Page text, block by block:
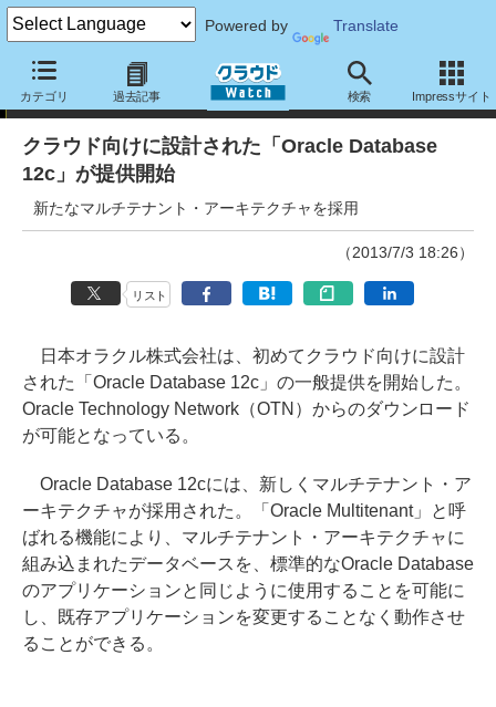
Powered by Translate
カテゴリ 過去記事 検索 Impressサイト
ニュース
クラウド向けに設計された「Oracle Database
12c」が提供開始
新たなマルチテナント・アーキテクチャを採用
（2013/7/3 18:26）
リスト
日本オラクル株式会社は、初めてクラウド向けに設計
された「Oracle Database 12c」の一般提供を開始した。
Oracle Technology Network（OTN）からのダウンロード
が可能となっている。
Oracle Database 12cには、新しくマルチテナント・ア
ーキテクチャが採用された。「Oracle Multitenant」と呼
ばれる機能により、マルチテナント・アーキテクチャに
組み込まれたデータベースを、標準的なOracle Database
のアプリケーションと同じように使用することを可能に
し、既存アプリケーションを変更することなく動作させ
ることができる。